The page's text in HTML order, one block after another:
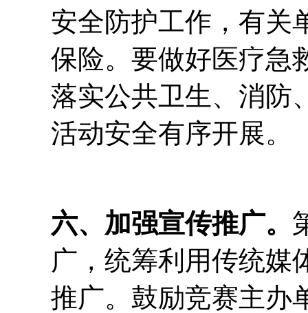
安全防护工作，有关
保险。要做好医疗急
落实公共卫生、消防
活动安全有序开展。
六、加强宣传推广。
广，统筹利用传统媒
推广。鼓励竞赛主办